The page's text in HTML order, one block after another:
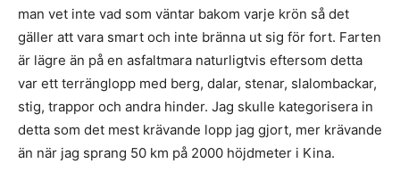
man vet inte vad som väntar bakom varje krön så det
gäller att vara smart och inte bränna ut sig för fort. Farten
är lägre än på en asfaltmara naturligtvis eftersom detta
var ett terränglopp med berg, dalar, stenar, slalombackar,
stig, trappor och andra hinder. Jag skulle kategorisera in
detta som det mest krävande lopp jag gjort, mer krävande
än när jag sprang 50 km på 2000 höjdmeter i Kina.